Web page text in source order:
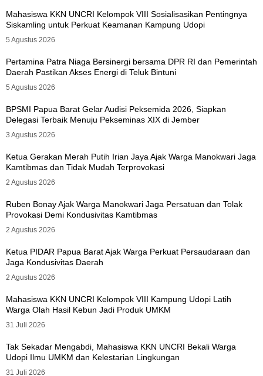
Mahasiswa KKN UNCRI Kelompok VIII Sosialisasikan Pentingnya
Siskamling untuk Perkuat Keamanan Kampung Udopi
5 Agustus 2026
Pertamina Patra Niaga Bersinergi bersama DPR RI dan Pemerintah
Daerah Pastikan Akses Energi di Teluk Bintuni
5 Agustus 2026
BPSMI Papua Barat Gelar Audisi Peksemida 2026, Siapkan
Delegasi Terbaik Menuju Pekseminas XIX di Jember
3 Agustus 2026
Ketua Gerakan Merah Putih Irian Jaya Ajak Warga Manokwari Jaga
Kamtibmas dan Tidak Mudah Terprovokasi
2 Agustus 2026
Ruben Bonay Ajak Warga Manokwari Jaga Persatuan dan Tolak
Provokasi Demi Kondusivitas Kamtibmas
2 Agustus 2026
Ketua PIDAR Papua Barat Ajak Warga Perkuat Persaudaraan dan
Jaga Kondusivitas Daerah
2 Agustus 2026
Mahasiswa KKN UNCRI Kelompok VIII Kampung Udopi Latih
Warga Olah Hasil Kebun Jadi Produk UMKM
31 Juli 2026
Tak Sekadar Mengabdi, Mahasiswa KKN UNCRI Bekali Warga
Udopi Ilmu UMKM dan Kelestarian Lingkungan
31 Juli 2026